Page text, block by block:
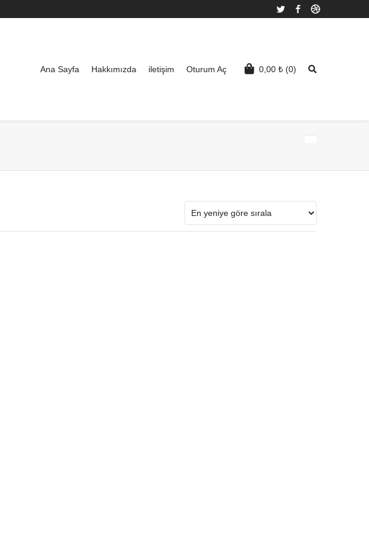
Twitter Facebook
0,00 ₺ (0)
Ana Sayfa Hakkımızda iletişim Oturum Aç